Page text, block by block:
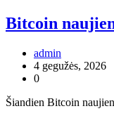
Bitcoin
admin
4 gegužės, 2026
0
Šiandien Bitcoin